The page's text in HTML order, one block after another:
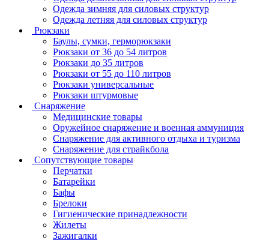
Одежда зимняя для силовых структур
Одежда летняя для силовых структур
Рюкзаки
Баулы, сумки, герморюкзаки
Рюкзаки от 36 до 54 литров
Рюкзаки до 35 литров
Рюкзаки от 55 до 110 литров
Рюкзаки универсальные
Рюкзаки штурмовые
Снаряжение
Медицинские товары
Оружейное снаряжение и военная аммуниция
Снаряжение для активного отдыха и туризма
Снаряжение для страйкбола
Сопутствующие товары
Перчатки
Батарейки
Бафы
Брелоки
Гигиенические принадлежности
Жилеты
Зажигалки